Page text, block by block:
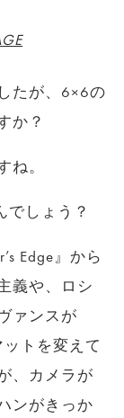
たが、6×6の
か？
ね。
でしょう？
Edge』から
義や、ロシ
ァンスが
トを変えて
、カメラが
ンがきっか